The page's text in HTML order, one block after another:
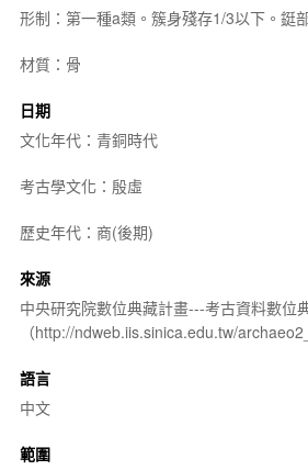
形制：第一種a類。簇身殘存1/3以下。鋌
材質：骨
日期
文化年代：青銅時代
考古學文化：殷虛
歷史年代：商(後期)
來源
中央研究院數位典藏計畫---考古資料數位
（http://ndweb.iis.sinica.edu.tw/
語言
中文
範圍